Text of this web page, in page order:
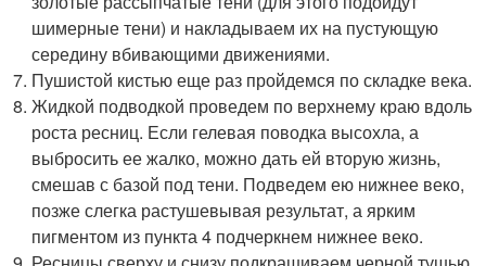
шимерные тени) и накладываем их на пустующую
середину вбивающими движениями.
Пушистой кистью еще раз пройдемся по складке века.
Жидкой подводкой проведем по верхнему краю вдоль
роста ресниц. Если гелевая поводка высохла, а
выбросить ее жалко, можно дать ей вторую жизнь,
смешав с базой под тени. Подведем ею нижнее веко,
позже слегка растушевывая результат, а ярким
пигментом из пункта 4 подчеркнем нижнее веко.